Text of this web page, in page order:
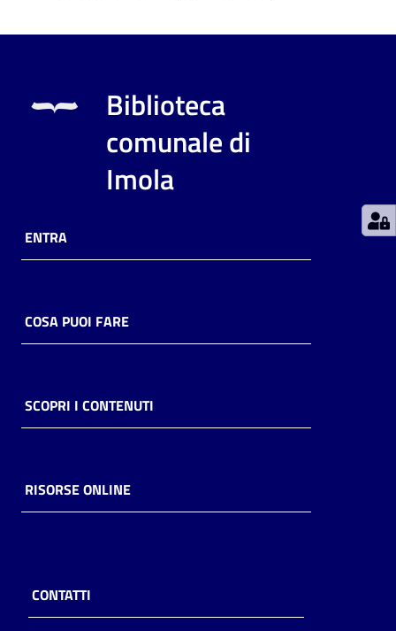
Seguici
Eventi
bibliotecario
Orari
Biblioteca
comunale di
Imola
ENTRA
COSA PUOI FARE
SCOPRI I CONTENUTI
RISORSE ONLINE
CONTATTI